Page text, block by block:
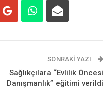
SONRAKI YAZI
Sağlıkçılara “Evlilik Öncesi
Danışmanlık” eğitimi verildi